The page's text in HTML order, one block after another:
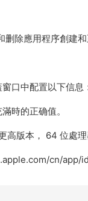
除應用程序創建和
口中配置以下信
時的正确值。
高版本， 64 位處
cn/app/